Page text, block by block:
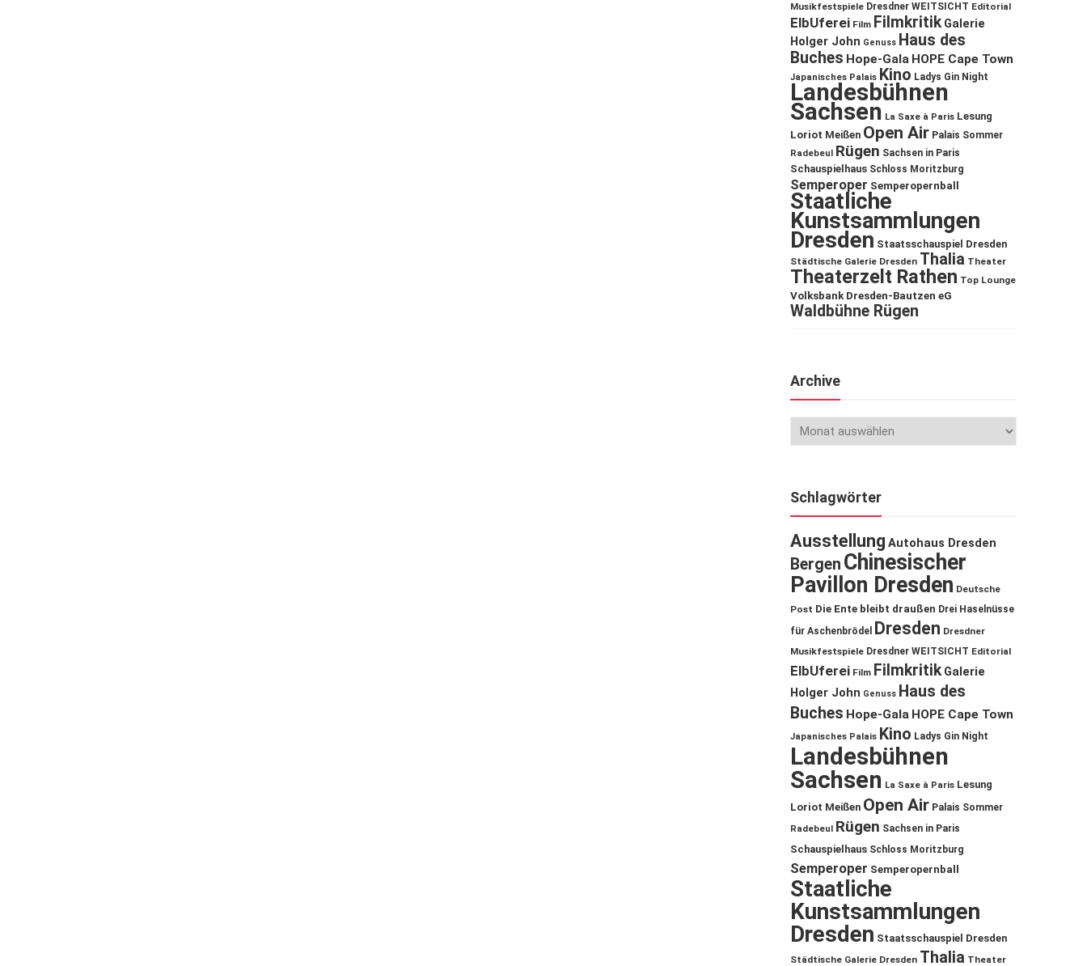
Musikfestspiele Dresdner WEITSICHT Editorial
ElbUferei Film Filmkritik Galerie
Holger John Genuss Haus des
Buches Hope-Gala HOPE Cape Town
Japanisches Palais Kino Ladys Gin Night
Landesbühnen
Sachsen La Saxe à Paris Lesung
Loriot Meißen Open Air Palais Sommer
Radebeul Rügen Sachsen in Paris
Schauspielhaus Schloss Moritzburg
Semperoper Semperopernball
Staatliche
Kunstsammlungen
Dresden Staatsschauspiel Dresden
Städtische Galerie Dresden Thalia Theater
Theaterzelt Rathen Top Lounge
Volksbank Dresden-Bautzen eG
Waldbühne Rügen
Archive
Schlagwörter
Ausstellung Autohaus Dresden
Bergen Chinesischer
Pavillon Dresden Deutsche
Post Die Ente bleibt draußen Drei Haselnüsse
für Aschenbrödel
Dresden Dresdner
Musikfestspiele Dresdner WEITSICHT Editorial
ElbUferei Film Filmkritik Galerie
Holger John Genuss Haus des
Buches Hope-Gala HOPE Cape Town
Japanisches Palais Kino Ladys Gin Night
Landesbühnen
Sachsen La Saxe à Paris Lesung
Loriot Meißen Open Air Palais Sommer
Radebeul Rügen Sachsen in Paris
Schauspielhaus Schloss Moritzburg
Semperoper Semperopernball
Staatliche
Kunstsammlungen
Dresden Staatsschauspiel Dresden
Städtische Galerie Dresden Thalia Theater